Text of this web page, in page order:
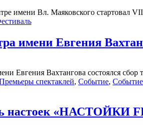
имени Вл. Маяковского
имени Евгения
Евгения Вахтангова состоялся
спектаклей, Событие, Событие
настоек «НАСТОЙКИ